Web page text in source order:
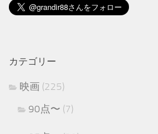
カテゴリー
映画 (225)
90点〜 (7)